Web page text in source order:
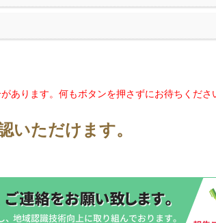
あります。何もボタンを押さずにお待ちくださ
いただけます。